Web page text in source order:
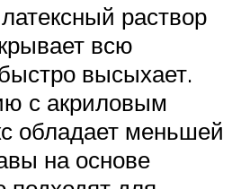
раствор
всю
высыхает.
с акриловым
обладает меньшей
на основе